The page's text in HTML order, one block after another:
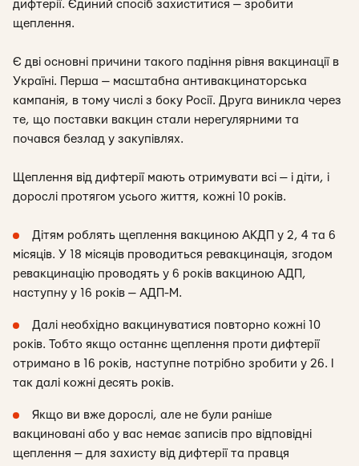
дифтерії. Єдиний спосіб захиститися — зробити
щеплення.
Є дві основні причини такого падіння рівня вакцинації в
Україні. Перша — масштабна антивакцинаторська
кампанія, в тому числі з боку Росії. Друга виникла через
те, що поставки вакцин стали нерегулярними та
почався безлад у закупівлях.
Щеплення від дифтерії мають отримувати всі — і діти, і
дорослі протягом усього життя, кожні 10 років.
Дітям роблять щеплення вакциною АКДП у 2, 4 та 6
місяців. У 18 місяців проводиться ревакцинація, згодом
ревакцинацію проводять у 6 років вакциною АДП,
наступну у 16 років — АДП-М.
Далі необхідно вакцинуватися повторно кожні 10
років. Тобто якщо останнє щеплення проти дифтерії
отримано в 16 років, наступне потрібно зробити у 26. І
так далі кожні десять років.
Якщо ви вже дорослі, але не були раніше
вакциновані або у вас немає записів про відповідні
щеплення — для захисту від дифтерії та правця